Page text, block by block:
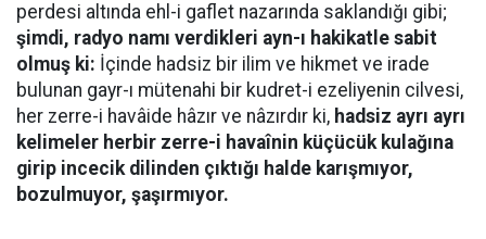
perdesi altında ehl-i gaflet nazarında saklandığı gibi;
şimdi, radyo namı verdikleri ayn-ı hakikatle sabit
olmuş ki: İçinde hadsiz bir ilim ve hikmet ve irade
bulunan gayr-ı mütenahi bir kudret-i ezeliyenin cilvesi,
her zerre-i havâide hâzır ve nâzırdır ki, hadsiz ayrı ayrı
kelimeler herbir zerre-i havaînin küçücük kulağına
girip incecik dilinden çıktığı halde karışmıyor,
bozulmuyor, şaşırmıyor.